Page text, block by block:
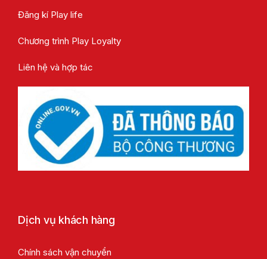
Đăng kí Play life
Chương trình Play Loyalty
Liên hệ và hợp tác
Dịch vụ khách hàng
Chính sách vận chuyển